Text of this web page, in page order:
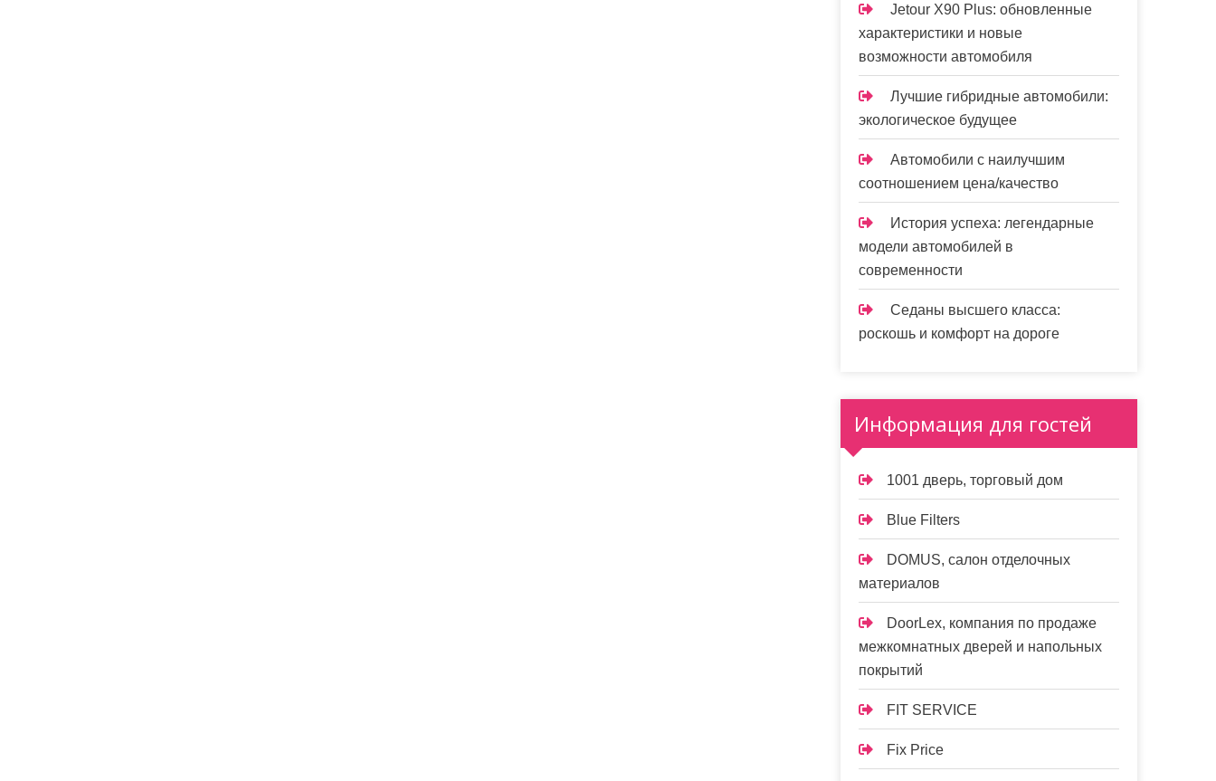
Jetour X90 Plus: обновленные
характеристики и новые
возможности автомобиля
Лучшие гибридные автомобили:
экологическое будущее
Автомобили с наилучшим
соотношением цена/качество
История успеха: легендарные
модели автомобилей в
современности
Седаны высшего класса:
роскошь и комфорт на дороге
Информация для гостей
1001 дверь, торговый дом
Blue Filters
DOMUS, салон отделочных
материалов
DoorLex, компания по продаже
межкомнатных дверей и напольных
покрытий
FIT SERVICE
Fix Price